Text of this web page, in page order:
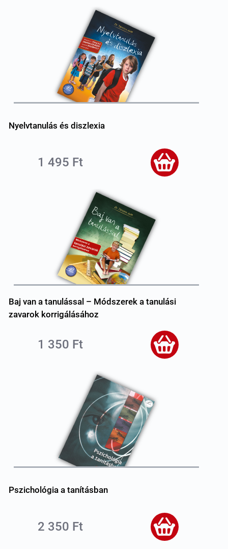
Nyelvtanulás és diszlexia
1 495 Ft
Baj van a tanulással – Módszerek a tanulási
zavarok korrigálásához
1 350 Ft
Pszichológia a tanításban
2 350 Ft